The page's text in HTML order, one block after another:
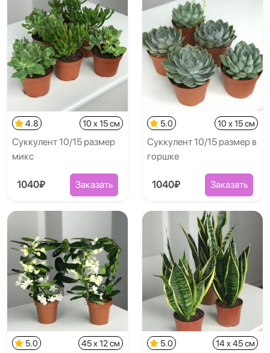
4.8 10 x 15 см
Суккулент 10/15 размер
микс
1040₽ Заказать
5.0 10 x 15 см
Суккулент 10/15 размер в
горшке
1040₽ Заказать
5.0 45 x 12 см 5.0 14 x 45 см